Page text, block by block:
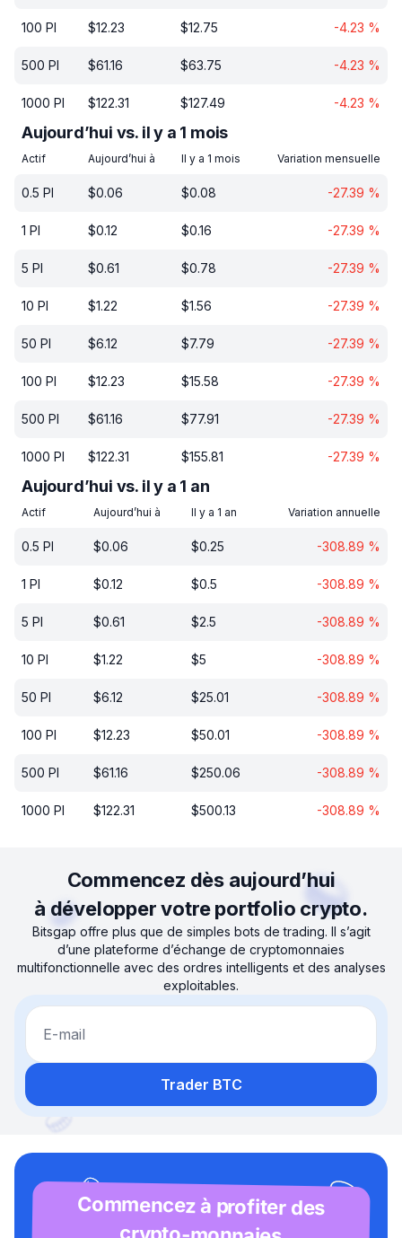
100 PI $12.23 $12.75 -4.23 %
500 PI $61.16 $63.75 -4.23 %
1000 PI $122.31 $127.49 -4.23 %
Aujourd’hui vs. il y a 1 mois
Actif Aujourd’hui à Il y a 1 mois Variation mensuelle
0.5 PI $0.06 $0.08 -27.39 %
1 PI $0.12 $0.16 -27.39 %
5 PI $0.61 $0.78 -27.39 %
10 PI $1.22 $1.56 -27.39 %
50 PI $6.12 $7.79 -27.39 %
100 PI $12.23 $15.58 -27.39 %
500 PI $61.16 $77.91 -27.39 %
1000 PI $122.31 $155.81 -27.39 %
Aujourd’hui vs. il y a 1 an
Actif Aujourd’hui à Il y a 1 an Variation annuelle
0.5 PI $0.06 $0.25 -308.89 %
1 PI $0.12 $0.5 -308.89 %
5 PI $0.61 $2.5 -308.89 %
10 PI $1.22 $5 -308.89 %
50 PI $6.12 $25.01 -308.89 %
100 PI $12.23 $50.01 -308.89 %
500 PI $61.16 $250.06 -308.89 %
1000 PI $122.31 $500.13 -308.89 %
Commencez dès aujourd’hui
à développer votre portfolio crypto.
Bitsgap offre plus que de simples bots de trading. Il s’agit
d’une plateforme d’échange de cryptomonnaies
multifonctionnelle avec des ordres intelligents et des analyses
exploitables.
E-mail
Trader BTC
Commencez à profiter des